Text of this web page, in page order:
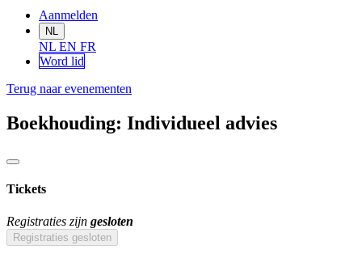
Aanmelden
NL
NL EN FR
Word lid
Terug naar evenementen
Boekhouding: Individueel advies
Tickets
Registraties zijn gesloten
Registraties gesloten